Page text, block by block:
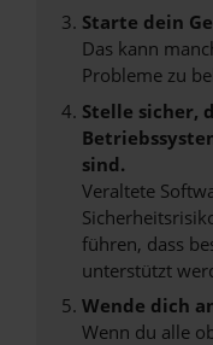
Starte dein
Das kann
Probleme zu
Stelle sicher,
sind.
Veraltete
führen, dass
unterstützt
Wende dich
Wenn du alle